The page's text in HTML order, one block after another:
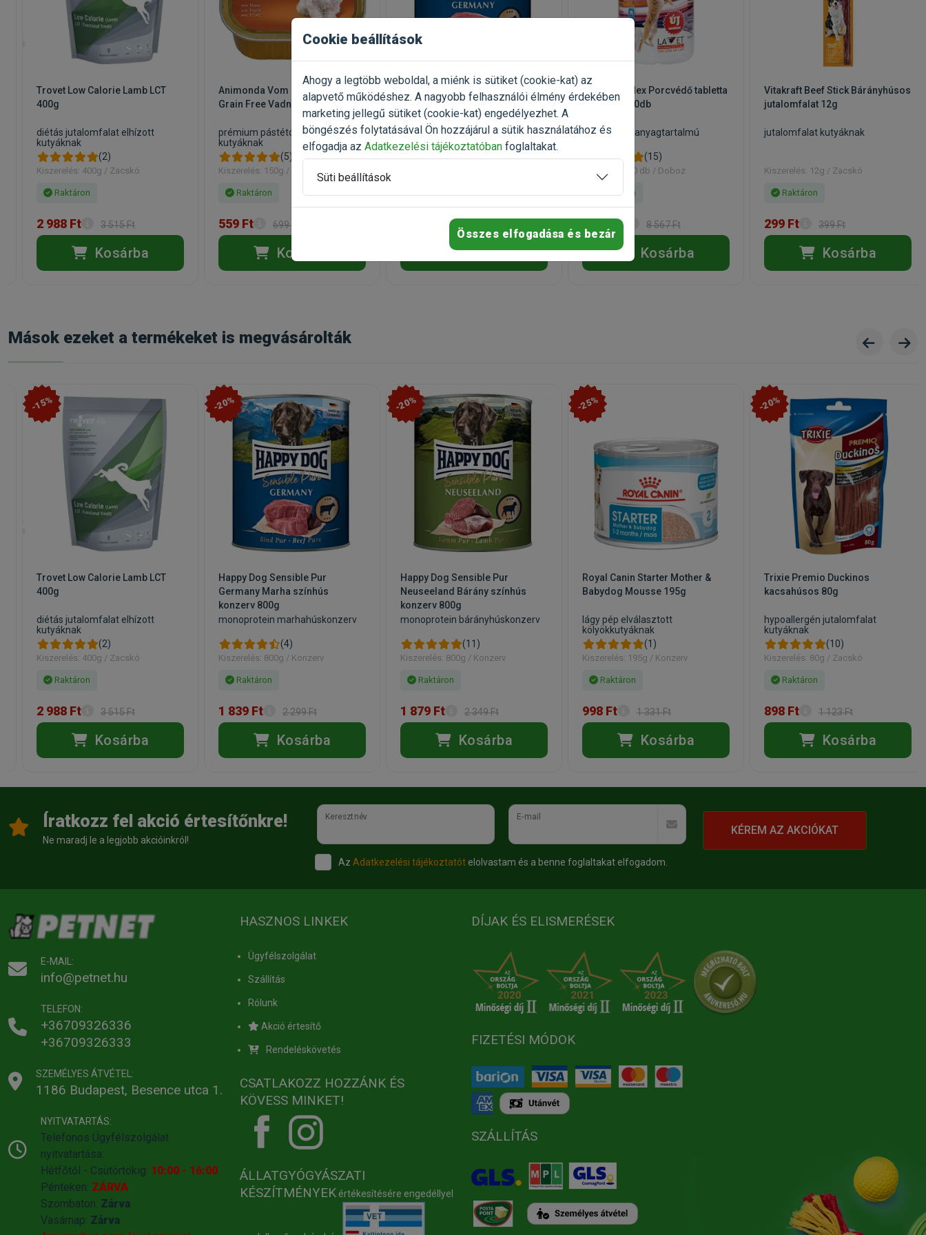
Trovet Low Calorie Lamb LCT
400g
diétás jutalomfalat elhízott
kutyáknak
(2)
Kiszerelés: 400g / Zacskó
Raktáron
2 988 Ft 3 515 Ft
Kosárba
Animonda Vom Feinsten Forest
Grain Free Vadnyúl 150g
prémium pástétom válogatós
kutyáknak
(5)
Kiszerelés: 150g / Alutálca
Raktáron
559 Ft 699 Ft
Kosárba
Happy Dog Sensible Pur
Germany Marha színhús
konzerv 800g
monoprotein marhahúskonzerv
(4)
Raktáron
Kosárba
Lavet Synoflex Porcvédő tabletta
kutyáknak 60db
magas hatóanyagtartalmú
(15)
Kiszerelés: 60 db / Doboz
Raktáron
6 425 Ft 8 567 Ft
Kosárba
Vitakraft Beef Stick Bárányhúsos
jutalomfalat 12g
jutalomfalat kutyáknak
Kiszerelés: 12g / Zacskó
Raktáron
299 Ft 399 Ft
Kosárba
Mások ezeket a termékeket is megvásárolták
-15%
Trovet Low Calorie Lamb LCT
400g
diétás jutalomfalat elhízott
kutyáknak
(2)
Kiszerelés: 400g / Zacskó
Raktáron
2 988 Ft 3 515 Ft
Kosárba
-20%
Happy Dog Sensible Pur
Germany Marha színhús
konzerv 800g
monoprotein marhahúskonzerv
(4)
Kiszerelés: 800g / Konzerv
Raktáron
1 839 Ft 2 299 Ft
Kosárba
-20%
Happy Dog Sensible Pur
Neuseeland Bárány színhús
konzerv 800g
monoprotein bárányhúskonzerv
(11)
Kiszerelés: 800g / Konzerv
Raktáron
1 879 Ft 2 349 Ft
Kosárba
-25%
Royal Canin Starter Mother &
Babydog Mousse 195g
lágy pép elválasztott
kölyökkutyáknak
(1)
Kiszerelés: 195g / Konzerv
Raktáron
998 Ft 1 331 Ft
Kosárba
-20%
Trixie Premio Duckinos
kacsahúsos 80g
hypoallergén jutalomfalat
kutyáknak
(10)
Kiszerelés: 80g / Zacskó
Raktáron
898 Ft 1 123 Ft
Kosárba
Íratkozz fel akció értesítőnkre!
Ne maradj le a legjobb akcióinkról!
Keresztnév E-mail
Az Adatkezelési tájékoztatót elolvastam és a benne foglaltakat elfogadom.
KÉREM AZ AKCIÓKAT
E-MAIL:
info@petnet.hu
TELEFON:
+36709326336
+36709326333
SZEMÉLYES ÁTVÉTEL:
1186 Budapest, Besence utca 1.
NYITVATARTÁS:
Telefonos Ügyfélszolgálat
nyitvatartása:
Hétfőtől - Csütörtökig: 10:00 - 16:00
Pénteken: ZÁRVA
Szombaton: Zárva
Vasárnap: Zárva
HASZNOS LINKEK
Ügyfélszolgálat
Szállítás
Rólunk
Akció értesítő
Rendeléskövetés
CSATLAKOZZ HOZZÁNK ÉS
KÖVESS MINKET!
ÁLLATGYÓGYÁSZATI
KÉSZÍTMÉNYEK értékesítésére engedéllyel
DÍJAK ÉS ELISMERÉSEK
FIZETÉSI MÓDOK
SZÁLLÍTÁS
Cookie beállítások
Ahogy a legtöbb weboldal, a miénk is sütiket (cookie-kat) az
alapvető működéshez. A nagyobb felhasználói élmény érdekében
marketing jellegű sütiket (cookie-kat) engedélyezhet. A
böngészés folytatásával Ön hozzájárul a sütik használatához és
elfogadja az Adatkezelési tájékoztatóban foglaltakat.
Süti beállítások
Összes elfogadása és bezár